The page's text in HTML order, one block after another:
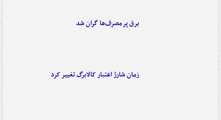
برق پرمصرف‌ها گران شد
زمان شارژ اعتبار کالابرگ تغییر کرد